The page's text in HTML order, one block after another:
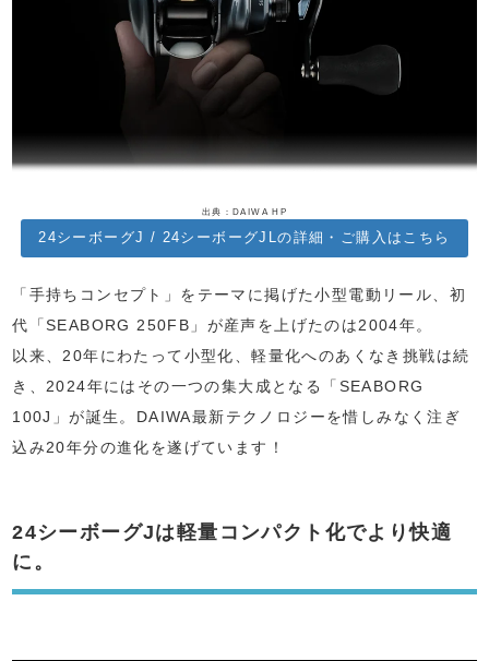
出典：DAIWA HP
24シーボーグJ / 24シーボーグJLの詳細・ご購入はこちら
「手持ちコンセプト」をテーマに掲げた小型電動リール、初
代「SEABORG 250FB」が産声を上げたのは2004年。
以来、20年にわたって小型化、軽量化へのあくなき挑戦は続
き、2024年にはその一つの集大成となる「SEABORG
100J」が誕生。DAIWA最新テクノロジーを惜しみなく注ぎ
込み20年分の進化を遂げています！
24シーボーグJは軽量コンパクト化でより快適
に。